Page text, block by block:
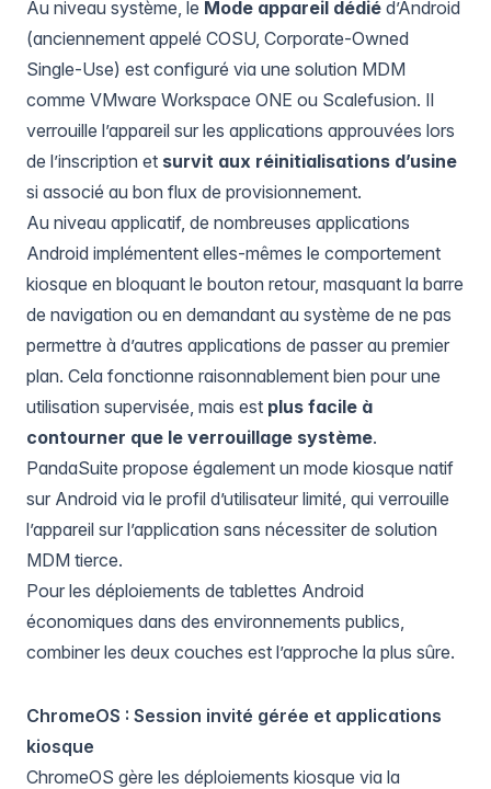
Au niveau système, le Mode appareil dédié d’Android
(anciennement appelé COSU, Corporate-Owned
Single-Use) est configuré via une solution MDM
comme VMware Workspace ONE ou Scalefusion. Il
verrouille l’appareil sur les applications approuvées lors
de l’inscription et survit aux réinitialisations d’usine
si associé au bon flux de provisionnement.
Au niveau applicatif, de nombreuses applications
Android implémentent elles-mêmes le comportement
kiosque en bloquant le bouton retour, masquant la barre
de navigation ou en demandant au système de ne pas
permettre à d’autres applications de passer au premier
plan. Cela fonctionne raisonnablement bien pour une
utilisation supervisée, mais est plus facile à
contourner que le verrouillage système.
PandaSuite propose également un mode kiosque natif
sur Android via le profil d’utilisateur limité, qui verrouille
l’appareil sur l’application sans nécessiter de solution
MDM tierce.
Pour les déploiements de tablettes Android
économiques dans des environnements publics,
combiner les deux couches est l’approche la plus sûre.
ChromeOS : Session invité gérée et applications
kiosque
ChromeOS gère les déploiements kiosque via la